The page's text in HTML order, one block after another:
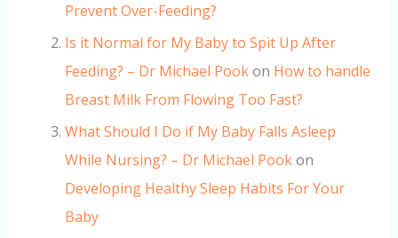
Prevent Over-Feeding?
Is it Normal for My Baby to Spit Up After
Feeding? – Dr Michael Pookon How to handle
Breast Milk From Flowing Too Fast?
What Should I Do if My Baby Falls Asleep
While Nursing? – Dr Michael Pookon
Developing Healthy Sleep Habits For Your
Baby